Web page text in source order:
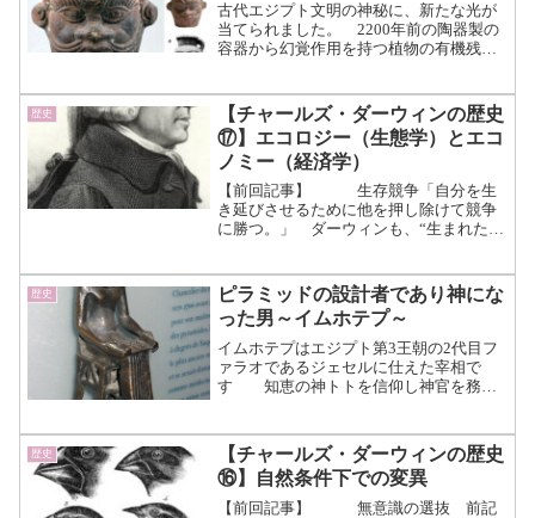
古代エジプト文明の神秘に、新たな光が
当てられました。 2200年前の陶器製の
容器から幻覚作用を持つ植物の有機残留
ます。 この発見は、これまでに知られ
ていなかった幻覚剤を...（続きを読む）
歴史
【チャールズ・ダーウィンの歴史
⑰】エコロジー（生態学）とエコ
ノミー（経済学）
【前回記事】 生存競争「自分を生
き延びさせるために他を押し除けて競争
に勝つ。」 ダーウィンも、“生まれた子
持ちました。 彼が生きたヴィクトリア
朝時代、神によって創...（続きを読む）
歴史
ピラミッドの設計者であり神にな
った男～イムホテプ～
イムホテプはエジプト第3王朝の2代目フ
ァラオであるジェセルに仕えた宰相で
す 知恵の神トトを信仰し神官を務
は庶民の出であったが、医学、天文学、
建築学など学識に優れ、異例...（続きを
読む）
歴史
【チャールズ・ダーウィンの歴史
⑯】自然条件下での変異
【前回記事】 無意識の選抜 前記